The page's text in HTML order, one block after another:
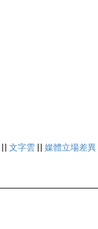
|| 文字雲 || 媒體立場差異